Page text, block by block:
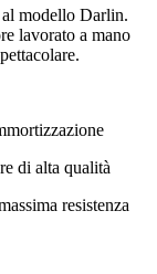
modello Darlin.
lavorato a mano
di alta qualità
resistenza